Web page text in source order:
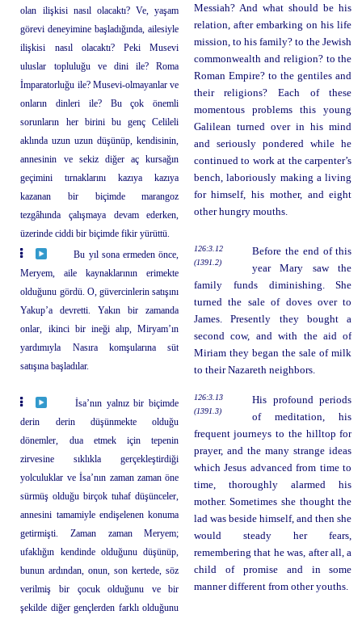
olan ilişkisi nasıl olacaktı? Ve, yaşam
görevi deneyimine başladığında, ailesiyle
ilişkisi nasıl olacaktı? Peki Musevi
uluslar topluluğu ve dini ile? Roma
İmparatorluğu ile? Musevi-olmayanlar ve
onların dinleri ile? Bu çok önemli
sorunların her birini bu genç Celileli
aklında uzun uzun düşünüp, kendisinin,
annesinin ve sekiz diğer aç kursağın
geçimini tırnaklarını kazıya kazıya
kazanan bir biçimde marangoz
tezgâhında çalışmaya devam ederken,
üzerinde ciddi bir biçimde fikir yürüttü.
Messiah? And what should be his
relation, after embarking on his life
mission, to his family? to the Jewish
commonwealth and religion? to the
Roman Empire? to the gentiles and
their religions? Each of these
momentous problems this young
Galilean turned over in his mind
and seriously pondered while he
continued to work at the carpenter’s
bench, laboriously making a living
for himself, his mother, and eight
other hungry mouths.
Bu yıl sona ermeden önce,
Meryem, aile kaynaklarının erimekte
olduğunu gördü. O, güvercinlerin satışını
Yakup’a devretti. Yakın bir zamanda
onlar, ikinci bir ineği alıp, Miryam’ın
yardımıyla Nasıra komşularına süt
satışına başladılar.
126:3.12
(1391.2)
Before the end of this
year Mary saw the
family funds diminishing. She
turned the sale of doves over to
James. Presently they bought a
second cow, and with the aid of
Miriam they began the sale of milk
to their Nazareth neighbors.
İsa’nın yalnız bir biçimde
derin derin düşünmekte olduğu
dönemler, dua etmek için tepenin
zirvesine sıklıkla gerçekleştirdiği
yolculuklar ve İsa’nın zaman zaman öne
sürmüş olduğu birçok tuhaf düşünceler,
annesini tamamiyle endişelenen konuma
getirmişti. Zaman zaman Meryem;
ufaklığın kendinde olduğunu düşünüp,
bunun ardından, onun, son kertede, söz
verilmiş bir çocuk olduğunu ve bir
şekilde diğer gençlerden farklı olduğunu
126:3.13
(1391.3)
His profound periods
of meditation, his
frequent journeys to the hilltop for
prayer, and the many strange ideas
which Jesus advanced from time to
time, thoroughly alarmed his
mother. Sometimes she thought the
lad was beside himself, and then she
would steady her fears,
remembering that he was, after all, a
child of promise and in some
manner different from other youths.